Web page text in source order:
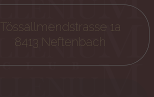
Tössallmendstrasse 1a
8413 Neftenbach